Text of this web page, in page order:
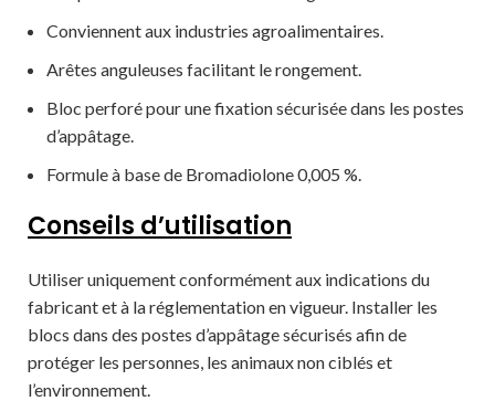
Conviennent aux industries agroalimentaires.
Arêtes anguleuses facilitant le rongement.
Bloc perforé pour une fixation sécurisée dans les postes
d’appâtage.
Formule à base de Bromadiolone 0,005 %.
Conseils d’utilisation
Utiliser uniquement conformément aux indications du
fabricant et à la réglementation en vigueur. Installer les
blocs dans des postes d’appâtage sécurisés afin de
protéger les personnes, les animaux non ciblés et
l’environnement.